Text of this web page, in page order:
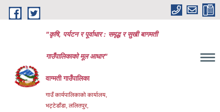
Skip to main content
"कृषि, पर्यटन र पूर्वाधार : समृद्ध र सुखी बागमती
गाउँपालिकाको मूल आधार"
वाग्मती गाउँपालिका
गाउँ कार्यपालिकाको कार्यालय,
भट्टेडाँडा, ललितपुर,